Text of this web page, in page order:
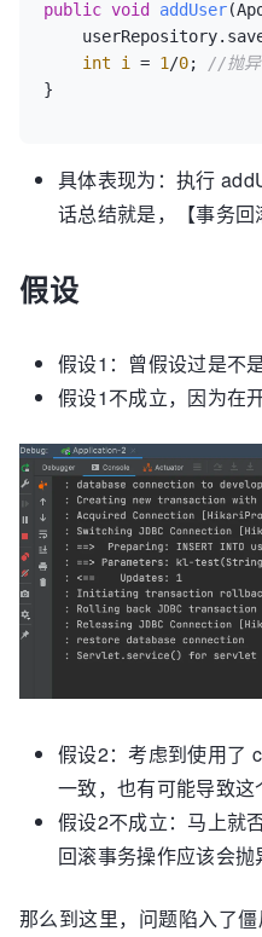
public void addUser
int
i = 1 /0;
//抛异
}
具体表现为：执行
话总结就是，【事务回
假设
假设1：曾假设过是不
假设1不成立，因为在
假设2：考虑到使用了
一致，也有可能导致这
假设2不成立：马上就
回滚事务操作应该会抛
那么到这里，问题陷入了